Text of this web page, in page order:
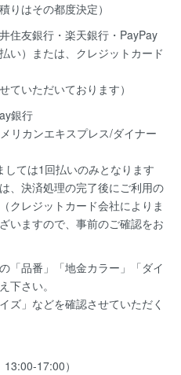
りはその都度決定）
住友銀行・楽天銀行・PayPay
い）または、クレジットカード
ていただいております）
ては1回払いのみとなります
、決済処理の完了後にご利用の
クレジットカード会社によりま
いますので、事前のご確認をお
「品番」「地金カラー」「ダイ
下さい。
ズ」などを確認させていただく
17:00）